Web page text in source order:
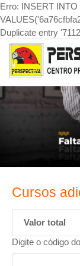
Erro: INSERT
Duplicate entry
Cursos
Valor total
Digite o código